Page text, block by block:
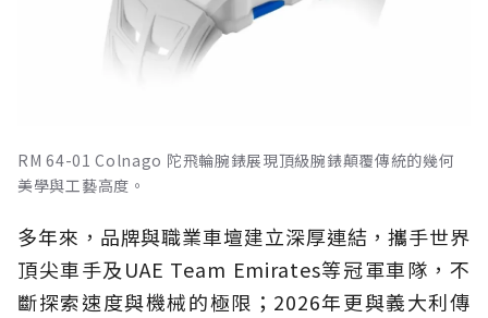
RM 64-01 Colnago 陀飛輪腕錶展現頂級腕錶顛覆傳統的幾何
美學與工藝高度。
多年來，品牌與職業車壇建立深厚連結，攜手世界
頂尖車手及UAE Team Emirates等冠軍車隊，不
斷探索速度與機械的極限；2026年更與義大利傳